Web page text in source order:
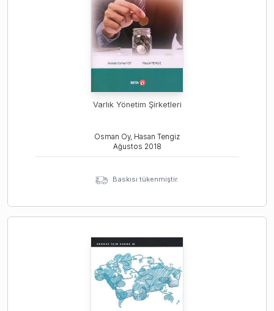
Varlık Yönetim Şirketleri
Osman Oy, Hasan Tengiz
Ağustos 2018
Baskısı tükenmiştir.